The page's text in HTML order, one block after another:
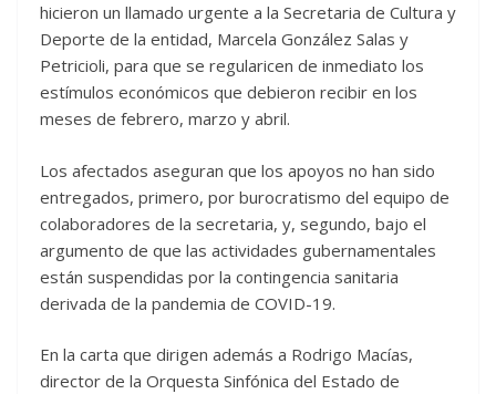
hicieron un llamado urgente a la Secretaria de Cultura y
Deporte de la entidad, Marcela González Salas y
Petricioli, para que se regularicen de inmediato los
estímulos económicos que debieron recibir en los
meses de febrero, marzo y abril.
Los afectados aseguran que los apoyos no han sido
entregados, primero, por burocratismo del equipo de
colaboradores de la secretaria, y, segundo, bajo el
argumento de que las actividades gubernamentales
están suspendidas por la contingencia sanitaria
derivada de la pandemia de COVID-19.
En la carta que dirigen además a Rodrigo Macías,
director de la Orquesta Sinfónica del Estado de